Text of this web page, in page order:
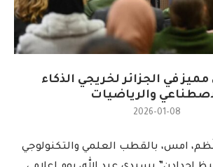
مميز في الجزائر لخريجي الذكاء
والرياضيات
2026-01-08
نُظم، امس، بالقطب العلمي والتكنولوجي